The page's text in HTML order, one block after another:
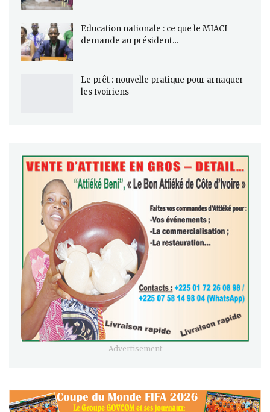
Education nationale : ce que le MIACI
demande au président…
Le prêt : nouvelle pratique pour arnaquer
les Ivoiriens
- Advertisement -